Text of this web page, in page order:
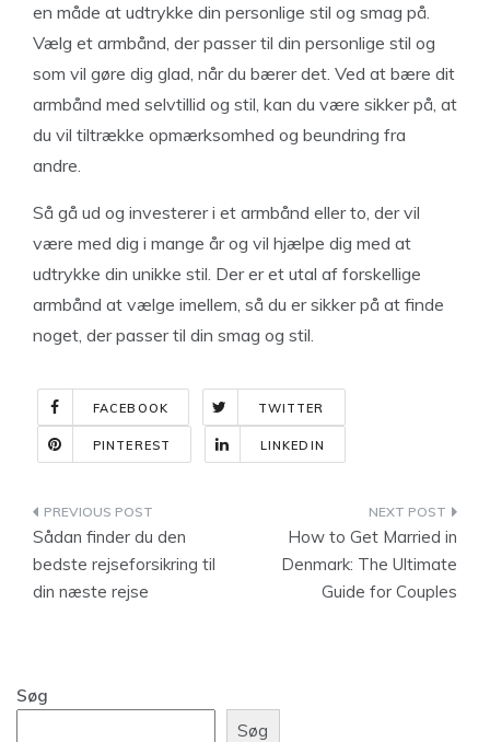
en måde at udtrykke din personlige stil og smag på.
Vælg et armbånd, der passer til din personlige stil og
som vil gøre dig glad, når du bærer det. Ved at bære dit
armbånd med selvtillid og stil, kan du være sikker på, at
du vil tiltrække opmærksomhed og beundring fra
andre.
Så gå ud og investerer i et armbånd eller to, der vil
være med dig i mange år og vil hjælpe dig med at
udtrykke din unikke stil. Der er et utal af forskellige
armbånd at vælge imellem, så du er sikker på at finde
noget, der passer til din smag og stil.
FACEBOOK TWITTER
PINTEREST LINKEDIN
Indlægsnavigation
Sådan finder du den
bedste rejseforsikring til
din næste rejse
How to Get Married in
Denmark: The Ultimate
Guide for Couples
Søg
Søg